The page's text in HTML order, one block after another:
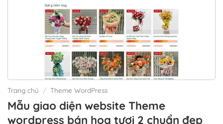
Trang chủ / Theme WordPress
Mẫu giao diện website Theme
wordpress bán hoa tươi 2 chuẩn đẹp